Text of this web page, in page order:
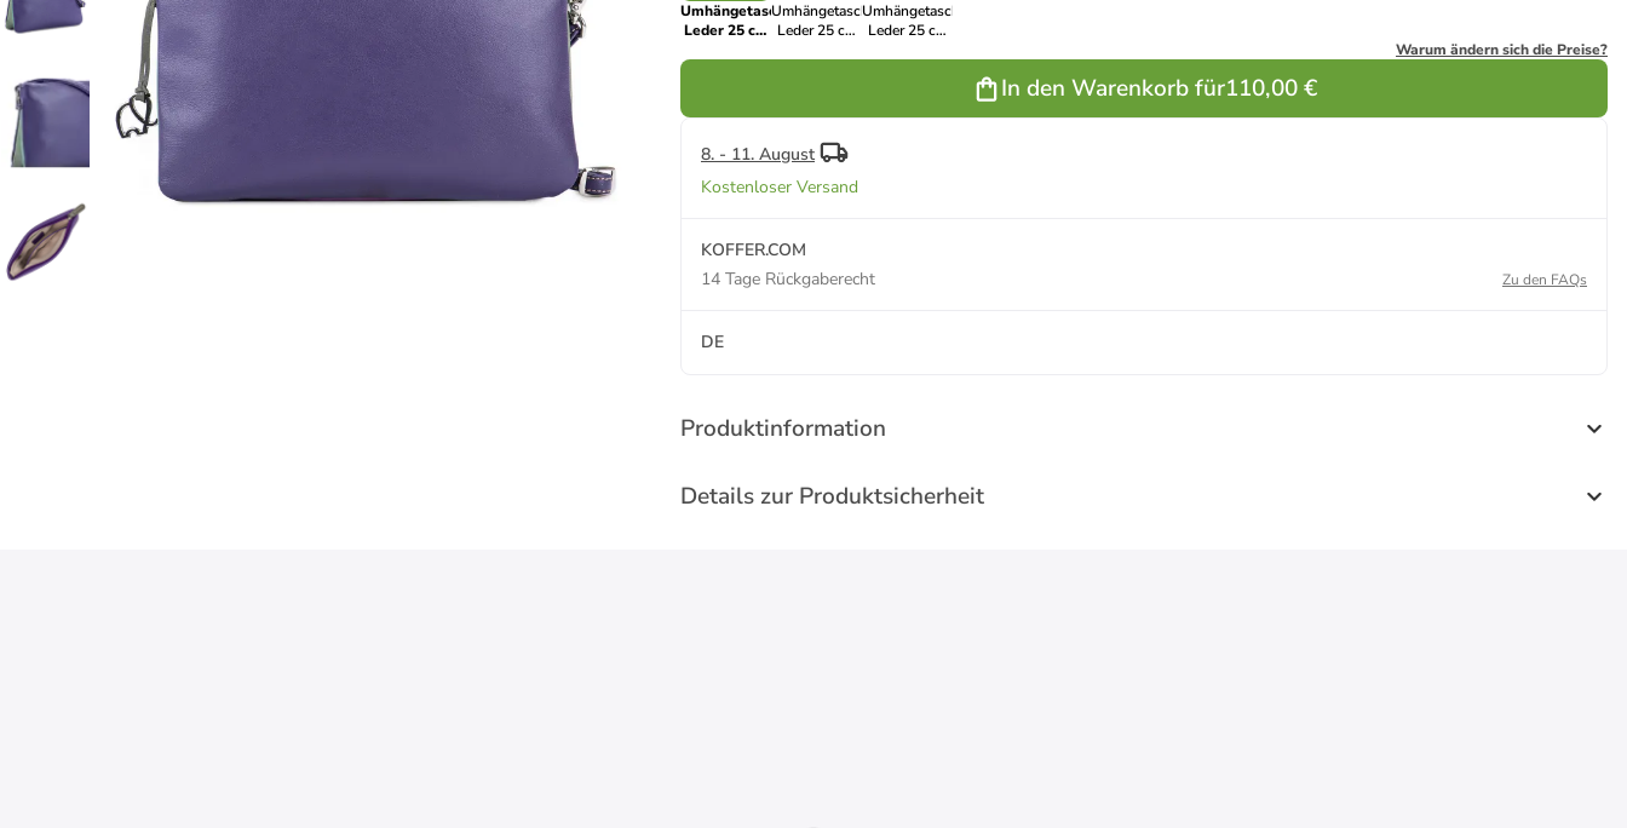
Umhängetasche
Leder 25 cm
Umhängetasche
Leder 25 cm
Umhängetasche
Leder 25 cm
Warum ändern sich die Preise?
In den Warenkorb für110,00 €
8. - 11. August
Kostenloser Versand
KOFFER.COM
14 Tage Rückgaberecht
Zu den FAQs
DE
Produktinformation
Details zur Produktsicherheit